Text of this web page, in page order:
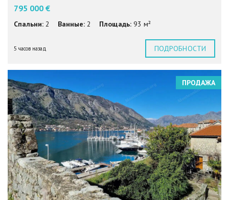
795 000 €
Спальни: 2 Ванные: 2 Площадь: 93 м²
5 часов назад ПОДРОБНОСТИ
ПРОДАЖА